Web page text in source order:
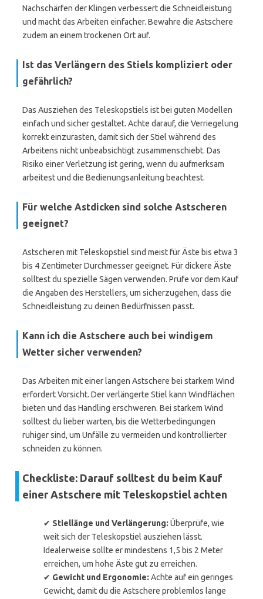
Nachschärfen der Klingen verbessert die Schneidleistung
und macht das Arbeiten einfacher. Bewahre die Astschere
zudem an einem trockenen Ort auf.
Ist das Verlängern des Stiels kompliziert oder
gefährlich?
Das Ausziehen des Teleskopstiels ist bei guten Modellen
einfach und sicher gestaltet. Achte darauf, die Verriegelung
korrekt einzurasten, damit sich der Stiel während des
Arbeitens nicht unbeabsichtigt zusammenschiebt. Das
Risiko einer Verletzung ist gering, wenn du aufmerksam
arbeitest und die Bedienungsanleitung beachtest.
Für welche Astdicken sind solche Astscheren
geeignet?
Astscheren mit Teleskopstiel sind meist für Äste bis etwa 3
bis 4 Zentimeter Durchmesser geeignet. Für dickere Äste
solltest du spezielle Sägen verwenden. Prüfe vor dem Kauf
die Angaben des Herstellers, um sicherzugehen, dass die
Schneidleistung zu deinen Bedürfnissen passt.
Kann ich die Astschere auch bei windigem
Wetter sicher verwenden?
Das Arbeiten mit einer langen Astschere bei starkem Wind
erfordert Vorsicht. Der verlängerte Stiel kann Windflächen
bieten und das Handling erschweren. Bei starkem Wind
solltest du lieber warten, bis die Wetterbedingungen
ruhiger sind, um Unfälle zu vermeiden und kontrollierter
schneiden zu können.
Checkliste: Darauf solltest du beim Kauf
einer Astschere mit Teleskopstiel achten
✔ Stiellänge und Verlängerung: Überprüfe, wie
weit sich der Teleskopstiel ausziehen lässt.
Idealerweise sollte er mindestens 1,5 bis 2 Meter
erreichen, um hohe Äste gut zu erreichen.
✔ Gewicht und Ergonomie: Achte auf ein geringes
Gewicht, damit du die Astschere problemlos lange